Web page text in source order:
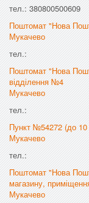
тел.: 380800500609
Поштомат "Нова
Мукачево
тел.:
Поштомат "Нова
відділення №4
Мукачево
тел.:
Пункт №54272 (до
Мукачево
тел.:
Поштомат "Нова
магазину,
Мукачево